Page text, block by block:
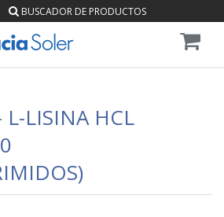
BUSCADOR DE PRODUCTOS
L-LISINA HCL